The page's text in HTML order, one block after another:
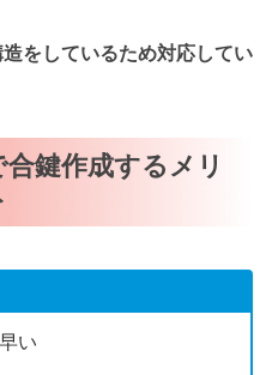
をしているため対応してい
鍵作成するメリ
い